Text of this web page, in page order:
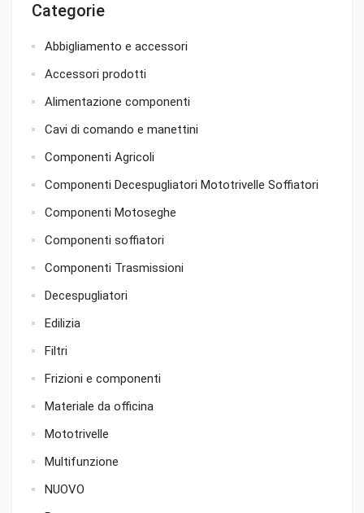
Categorie
Abbigliamento e accessori
Accessori prodotti
Alimentazione componenti
Cavi di comando e manettini
Componenti Agricoli
Componenti Decespugliatori Mototrivelle Soffiatori
Componenti Motoseghe
Componenti soffiatori
Componenti Trasmissioni
Decespugliatori
Edilizia
Filtri
Frizioni e componenti
Materiale da officina
Mototrivelle
Multifunzione
NUOVO